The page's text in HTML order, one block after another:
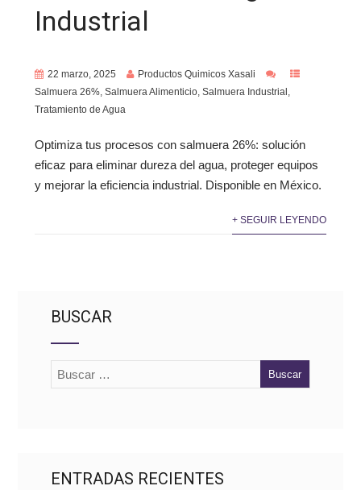
Industrial
22 marzo, 2025
Productos Quimicos Xasali
Salmuera 26%, Salmuera Alimenticio, Salmuera Industrial ,
Tratamiento de Agua
Optimiza tus procesos con salmuera 26%: solución
eficaz para eliminar dureza del agua, proteger equipos
y mejorar la eficiencia industrial. Disponible en México.
+ SEGUIR LEYENDO
BUSCAR
ENTRADAS RECIENTES